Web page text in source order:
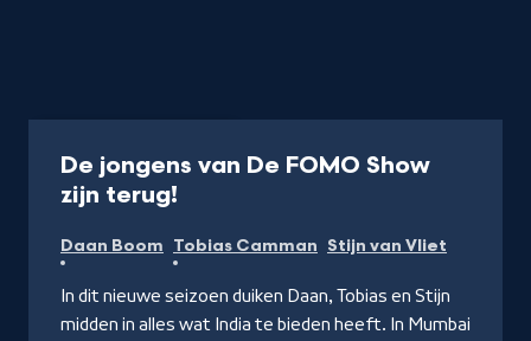
De jongens van De FOMO Show
zijn terug!
nu
Daan Boom Tobias Camman Stijn van Vliet
In dit nieuwe seizoen duiken Daan, Tobias en Stijn
midden in alles wat India te bieden heeft. In Mumbai